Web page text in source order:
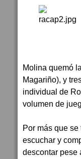
Molina quemó
Magariño), y
individual de
volumen de
Por más que
escuchar y
descontar pese